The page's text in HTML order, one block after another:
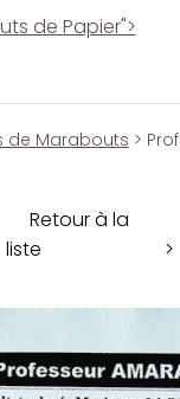
de Papier">
de Marabouts >
Retour à la
liste
>